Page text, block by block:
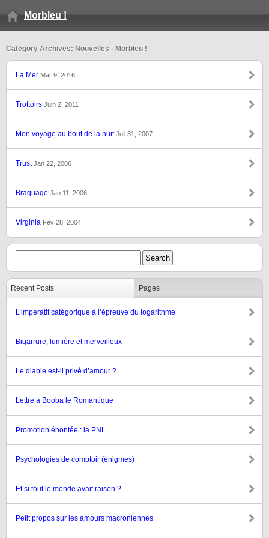
Morbleu !
Category Archives: Nouvelles - Morbleu !
La Mer Mar 9, 2016
Trottoirs Juin 2, 2011
Mon voyage au bout de la nuitJuil 31, 2007
TrustJan 22, 2006
Braquage Jan 11, 2006
Virginia Fév 28, 2004
Recent Posts Pages
L’impératif catégorique à l’épreuve du logarithme
Bigarrure, lumière et merveilleux
Le diable est-il privé d’amour ?
Lettre à Booba le Romantique
Promotion éhontée : la PNL
Psychologies de comptoir (énigmes)
Et si tout le monde avait raison ?
Petit propos sur les amours macroniennes